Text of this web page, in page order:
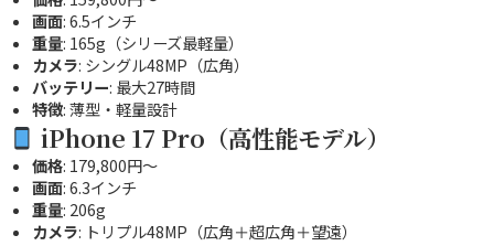
画面: 6.5インチ
重量: 165g（シリーズ最軽量）
カメラ: シングル48MP（広角）
バッテリー: 最大27時間
特徴: 薄型・軽量設計
iPhone 17 Pro （高性能モデル）
価格: 179,800円～
画面: 6.3インチ
重量: 206g
カメラ: トリプル48MP（広角＋超広角＋望遠）